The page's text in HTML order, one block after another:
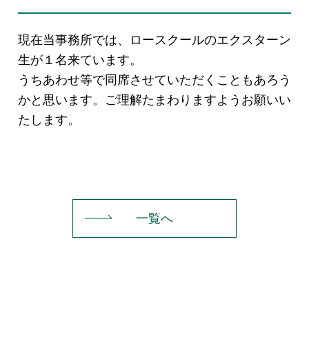
お問い合わせ
現在当事務所では、ロースクールのエクスターン
生が１名来ています。
うちあわせ等で同席させていただくこともあろう
かと思います。ご理解たまわりますようお願いい
たします。
一覧へ